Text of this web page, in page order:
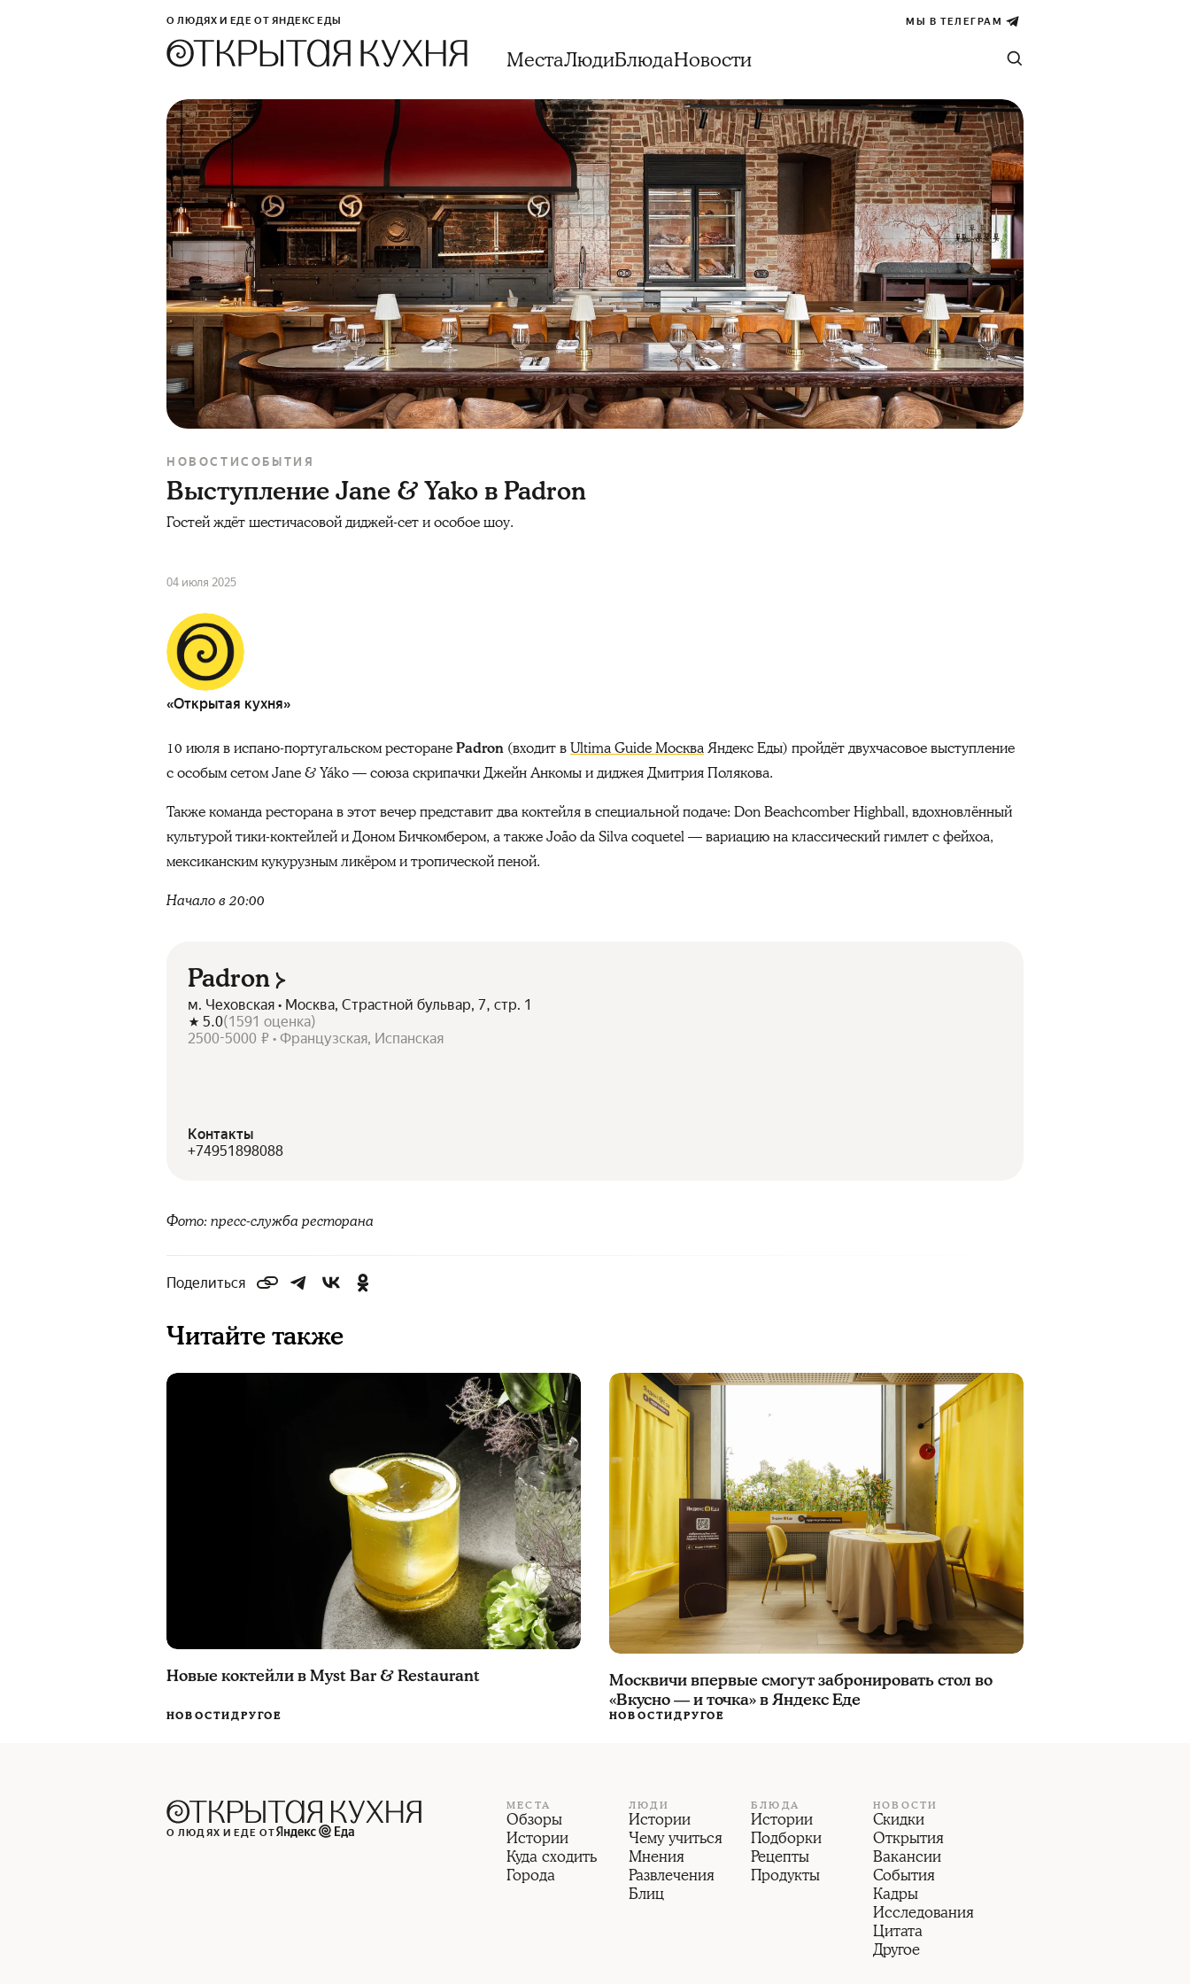
О ЛЮДЯХ И ЕДЕ ОТ ЯНДЕКС ЕДЫ МЫ В ТЕЛЕГРАМ
МестаЛюдиБлюдаНовости
НОВОСТИСОБЫТИЯ
Выступление Jane & Yako в Padron
Гостей ждёт шестичасовой диджей-сет и особое шоу.
04 июля 2025
«Открытая кухня»
10 июля в испано-португальском ресторанеPadron (входит вUltima Guide МоскваЯндекс Еды) пройдёт двухчасовое выступление
с особым сетом Jane & Yáko — союза скрипачки Джейн Анкомы и диджея Дмитрия Полякова.
Также команда ресторана в этот вечер представит два коктейля в специальной подаче: Don Beachcomber Highball, вдохновлённый
культурой тики-коктейлей и Доном Бичкомбером, а также João da Silva coquetel — вариацию на классический гимлет с фейхоа,
мексиканским кукурузным ликёром и тропической пеной.
Начало в 20:00
Padron
м. Чеховская • Москва, Страстной бульвар, 7, стр. 1
5.0(1591 оценка)
2500-5000 ₽ • Французская, Испанская
Контакты
+74951898088
Фото: пресс-служба ресторана
Поделиться
Читайте также
Новые коктейли в Myst Bar & Restaurant
НОВОСТИДРУГОЕ
Москвичи впервые смогут забронировать стол во
«Вкусно — и точка» в Яндекс Еде
НОВОСТИДРУГОЕ
О ЛЮДЯХ И ЕДЕ ОТ
МЕСТА
Обзоры
Истории
Куда сходить
Города
ЛЮДИ
Истории
Чему учиться
Мнения
Развлечения
Блиц
БЛЮДА
Истории
Подборки
Рецепты
Продукты
НОВОСТИ
Скидки
Открытия
Вакансии
События
Кадры
Исследования
Цитата
Другое